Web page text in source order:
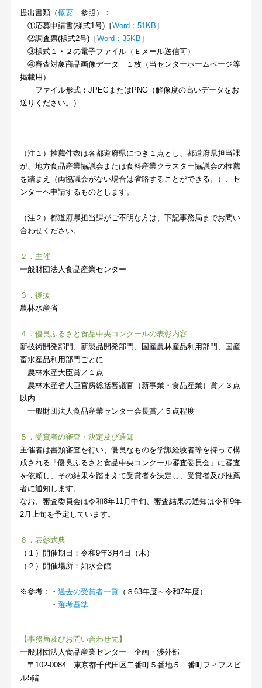
提出書類（概要 参照）：
①応募申請書(様式1号)［Word：51KB ］
②調査票(様式2号)［Word：35KB ］
③様式１・２の電子ファイル（Ｅメール送信可）
④審査対象商品画像データ １枚（当センターホームページ等
掲載用）
ファイル形式：JPEGまたはPNG（解像度の高いデータをお
送りください。）
（注１）推薦件数は各都道府県につき１点とし、都道府県担当課
が、地方食品産業協議会または食料産業クラスター協議会の推薦
を踏まえ（両協議会がない場合は省略することができる。）、セ
ンターへ申請するものとします。
（注２）都道府県担当課がご不明な方は、下記事務局までお問い
合わせください。
２．主催
一般財団法人食品産業センター
３．後援
農林水産省
４．優良ふるさと食品中央コンクールの表彰内容
新技術開発部門、新製品開発部門、国産農林産品利用部門、国産
畜水産品利用部門ごとに
農林水産大臣賞／１点
農林水産省大臣官房総括審議官（新事業・食品産業）賞／３点
以内
一般財団法人食品産業センター会長賞／５点程度
５．受賞者の審査・決定及び通知
主催者は書類審査を行い、優良なものを学識経験者等を持って構
成される「優良ふるさと食品中央コンクール審査委員会」に審査
を依頼し、その結果を踏まえて受賞者を決定し、受賞者及び推薦
者に通知します。
なお、審査委員会は令和8年11月中旬、審査結果の通知は令和9年
2月上旬を予定しています。
６．表彰式典
（１）開催期日：令和9年3月4日（木）
（２）開催場所：如水会館
※参考：・過去の受賞者一覧 （Ｓ63年度～令和7年度）
・選考基準
【事務局及びお問い合わせ先】
一般財団法人食品産業センター 企画・渉外部
〒102-0084 東京都千代田区二番町５番地５ 番町フィフスビ
ル5階